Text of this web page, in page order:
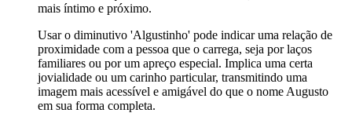
mais íntimo e próximo.
Usar o diminutivo 'Algustinho' pode indicar uma relação de
proximidade com a pessoa que o carrega, seja por laços
familiares ou por um apreço especial. Implica uma certa
jovialidade ou um carinho particular, transmitindo uma
imagem mais acessível e amigável do que o nome Augusto
em sua forma completa.